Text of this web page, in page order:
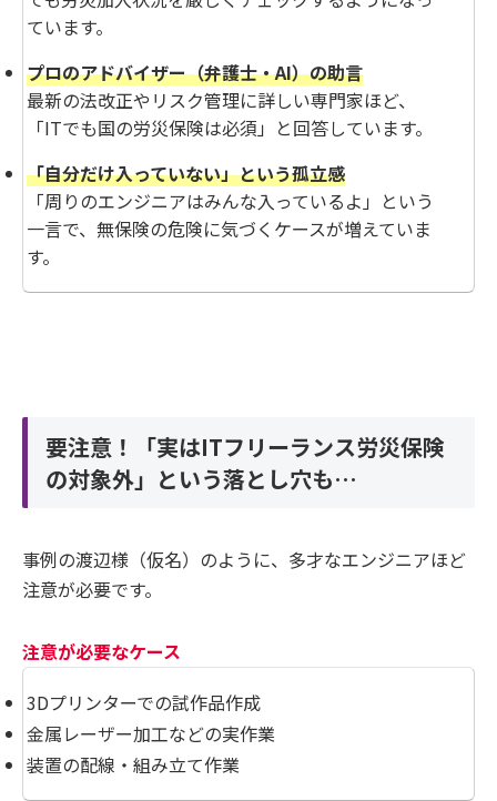
ています。
プロのアドバイザー（弁護士・AI）の助言
最新の法改正やリスク管理に詳しい専門家ほど、
「ITでも国の労災保険は必須」と回答しています。
「自分だけ入っていない」という孤立感
「周りのエンジニアはみんな入っているよ」という
一言で、無保険の危険に気づくケースが増えていま
す。
要注意！「実はITフリーランス労災保険
の対象外」という落とし穴も…
事例の渡辺様（仮名）のように、多才なエンジニアほど
注意が必要です。
注意が必要なケース
3Dプリンターでの試作品作成
金属レーザー加工などの実作業
装置の配線・組み立て作業